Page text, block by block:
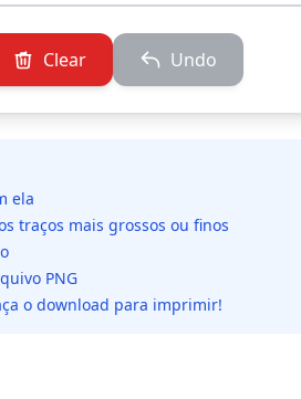
Clear Undo
ela
traços mais grossos ou finos
PNG
o download para imprimir!